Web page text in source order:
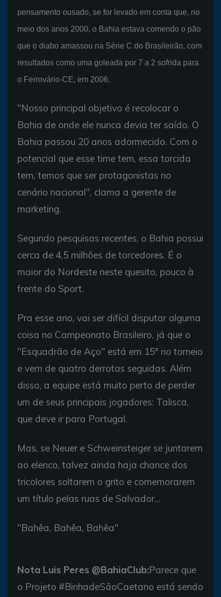
pensamento ousado, se for levado em conta que, no
meio dos anos 2000, o Bahia estava comendo o pão
que o diabo amassou na Série C do Brasileirão, com
resultados como uma goleada por 7 a 2 sofrida para
o Ferrovário-CE, em 2006.
"Nosso principal objetivo é recolocar o
Bahia de onde ele nunca devia ter saído. O
Bahia passou 20 anos adormecido. Com o
potencial que esse time tem, essa torcida
tem, temos que ser protagonistas no
cenário nacional", clama a gerente de
marketing.
Segundo pesquisas recentes, o Bahia possui
cerca de 4,5 milhões de torcedores. É o
maior do Nordeste neste quesito, pouco à
frente do Sport.
Pra esse ano, vai ser difícil disputar alguma
coisa no Campeonato Brasileiro, já que o
"Esquadrão de Aço" está em 15º no torneio
e vem de quatro derrotas seguidas. Além
disso, a equipe está muito perto de perder
um de seus principais jogadores: Talisca,
que deve ir para Portugal.
Mas, se Neuer e Schweinsteiger se juntarem
ao elenco, talvez ainda haja chance dos
tricolores soltarem o grito e comemorarem
um título pelas ruas de Salvador...
"Bahêa, Bahêa, Bahêa"
Nota Luis Peres @BahiaClub:Parece que
o Projeto #BinhadeSãoCaetano está sendo